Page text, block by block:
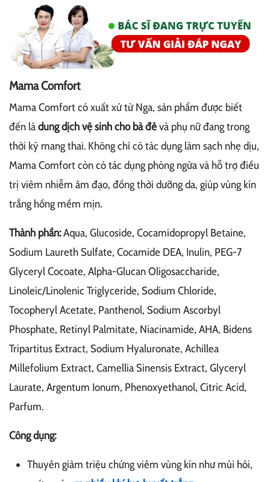
Mama Comfort
Mama Comfort có xuất xứ từ Nga, sản phẩm được biết
đến làdung dịch vệ sinh cho bà đẻvà phụ nữ đang trong
thời kỳ mang thai. Không chỉ có tác dụng làm sạch nhẹ dịu,
Mama Comfort còn có tác dụng phòng ngừa và hỗ trợ điều
trị viêm nhiễm âm đạo, đồng thời dưỡng da, giúp vùng kín
trắng hồng mềm mịn.
Thành phần:Aqua, Glucoside, Cocamidopropyl Betaine,
Sodium Laureth Sulfate, Cocamide DEA, Inulin, PEG-7
Glyceryl Cocoate, Alpha-Glucan Oligosaccharide,
Linoleic/Linolenic Triglyceride, Sodium Chloride,
Tocopheryl Acetate, Panthenol, Sodium Ascorbyl
Phosphate, Retinyl Palmitate, Niacinamide, AHA, Bidens
Tripartitus Extract, Sodium Hyaluronate, Achillea
Millefolium Extract, Camellia Sinensis Extract, Glyceryl
Laurate, Argentum Ionum, Phenoxyethanol, Citric Acid,
Parfum.
Công dụng:
Thuyên giảm triệu chứng viêm vùng kín như mùi hôi,